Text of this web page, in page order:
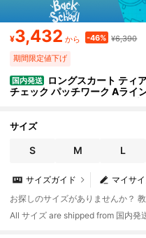
¥3,432 から -46% ¥6,390
期間限定値下げ
国内発送
ロングスカート ティ
チェック パッチワーク Aライ
インスカート マキシ丈 お出か
楚系 お洒落 高見え 普段着 可
旅行 ゆったり 楽ちん 動きや
サイズ
S M L
マイサ
サイズガイド
お探しのサイズがありませんか？
All サイズ are shipped from 国内発